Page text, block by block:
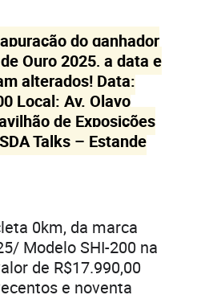
do ganhador
Ouro 2025, a data e
alterados! Data:
Local: Av. Olavo
de Exposições
Talks – Estande
0km, da marca
Modelo SHI-200 na
de R$17.990,00
e noventa